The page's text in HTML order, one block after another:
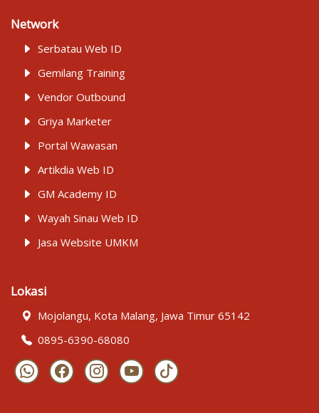
Network
Serbatau Web ID
Gemilang Training
Vendor Outbound
Griya Marketer
Portal Wawasan
Artikdia Web ID
GM Academy ID
Wayah Sinau Web ID
Jasa Website UMKM
Lokasi
Mojolangu, Kota Malang, Jawa Timur 65142
0895-6390-68080